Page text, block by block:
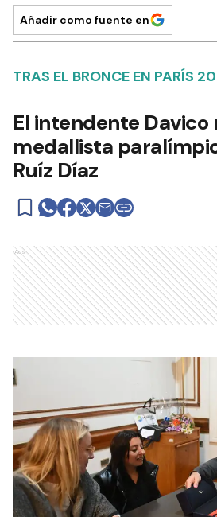
Añadir como fuente en
TRAS EL BRONCE EN PARÍS
El intendente Davico
medallista
Ruíz Díaz
Ads